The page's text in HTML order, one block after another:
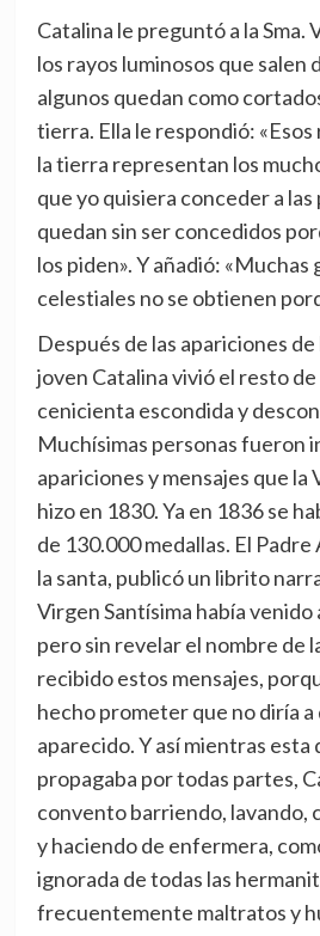
Catalina le preguntó a la Sma.
los rayos luminosos que salen
algunos quedan como
tierra. Ella le respondió: «Esos
la tierra representan los
que yo quisiera conceder a las
quedan sin ser concedidos
los piden». Y añadió: «Muchas
celestiales no se obtienen
Después de las apariciones de
joven Catalina vivió el resto de
cenicienta escondida y
Muchísimas personas fueron
apariciones y mensajes que
hizo en 1830. Ya en 1836 se
de 130.000 medallas. El
la santa, publicó un librito
Virgen Santísima había
pero sin revelar el nombre de
recibido estos mensajes,
hecho prometer que no diría a
aparecido. Y así mientras esta
propagaba por todas partes,
convento barriendo, lavando,
y haciendo de enfermera,
ignorada de todas las
frecuentemente maltratos y